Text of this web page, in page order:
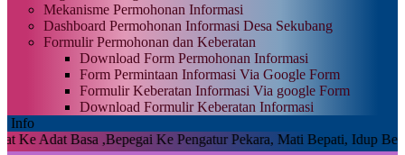
Mekanisme Permohonan Informasi
Dashboard Permohonan Informasi Desa Sekubang
Formulir Permohonan dan Keberatan
Download Form Permohonan Informasi
Form Permintaan Informasi Via Google Form
Formulir Keberatan Informasi Via google Form
Download Formulir Keberatan Informasi
Info
,Bepegai Ke Pengatur Pekara, Mati Bepati, Idup Bepampas ,